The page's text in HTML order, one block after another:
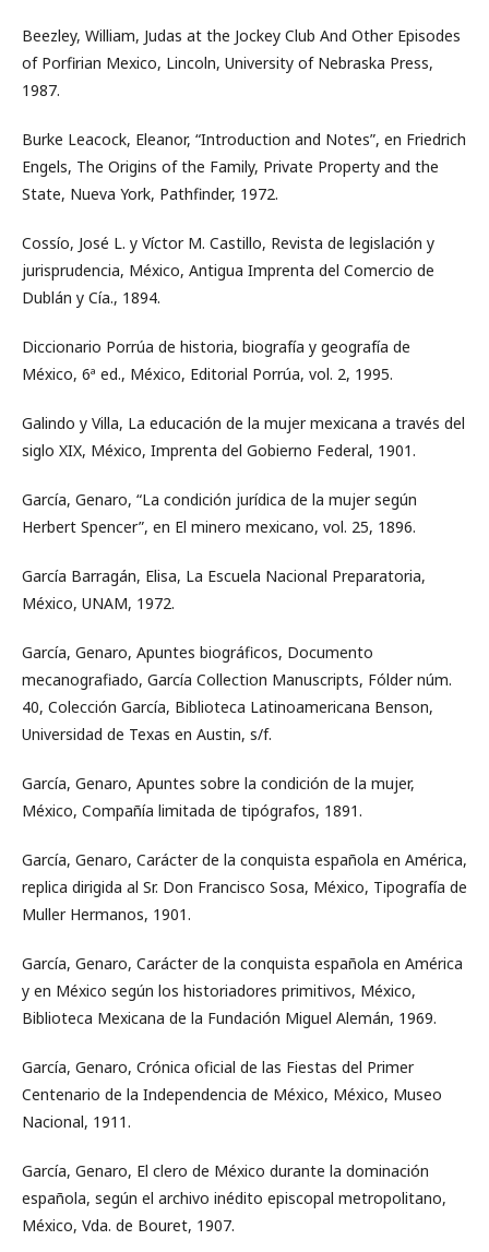
Beezley, William, Judas at the Jockey Club And Other Episodes
of Porfirian Mexico, Lincoln, University of Nebraska Press,
1987.
Burke Leacock, Eleanor, “Introduction and Notes”, en Friedrich
Engels, The Origins of the Family, Private Property and the
State, Nueva York, Pathfinder, 1972.
Cossío, José L. y Víctor M. Castillo, Revista de legislación y
jurisprudencia, México, Antigua Imprenta del Comercio de
Dublán y Cía., 1894.
Diccionario Porrúa de historia, biografía y geografía de
México, 6ª ed., México, Editorial Porrúa, vol. 2, 1995.
Galindo y Villa, La educación de la mujer mexicana a través del
siglo XIX, México, Imprenta del Gobierno Federal, 1901.
García, Genaro, “La condición jurídica de la mujer según
Herbert Spencer”, en El minero mexicano, vol. 25, 1896.
García Barragán, Elisa, La Escuela Nacional Preparatoria,
México, UNAM, 1972.
García, Genaro, Apuntes biográficos, Documento
mecanografiado, García Collection Manuscripts, Fólder núm.
40, Colección García, Biblioteca Latinoamericana Benson,
Universidad de Texas en Austin, s/f.
García, Genaro, Apuntes sobre la condición de la mujer,
México, Compañía limitada de tipógrafos, 1891.
García, Genaro, Carácter de la conquista española en América,
replica dirigida al Sr. Don Francisco Sosa, México, Tipografía de
Muller Hermanos, 1901.
García, Genaro, Carácter de la conquista española en América
y en México según los historiadores primitivos, México,
Biblioteca Mexicana de la Fundación Miguel Alemán, 1969.
García, Genaro, Crónica oficial de las Fiestas del Primer
Centenario de la Independencia de México, México, Museo
Nacional, 1911.
García, Genaro, El clero de México durante la dominación
española, según el archivo inédito episcopal metropolitano,
México, Vda. de Bouret, 1907.